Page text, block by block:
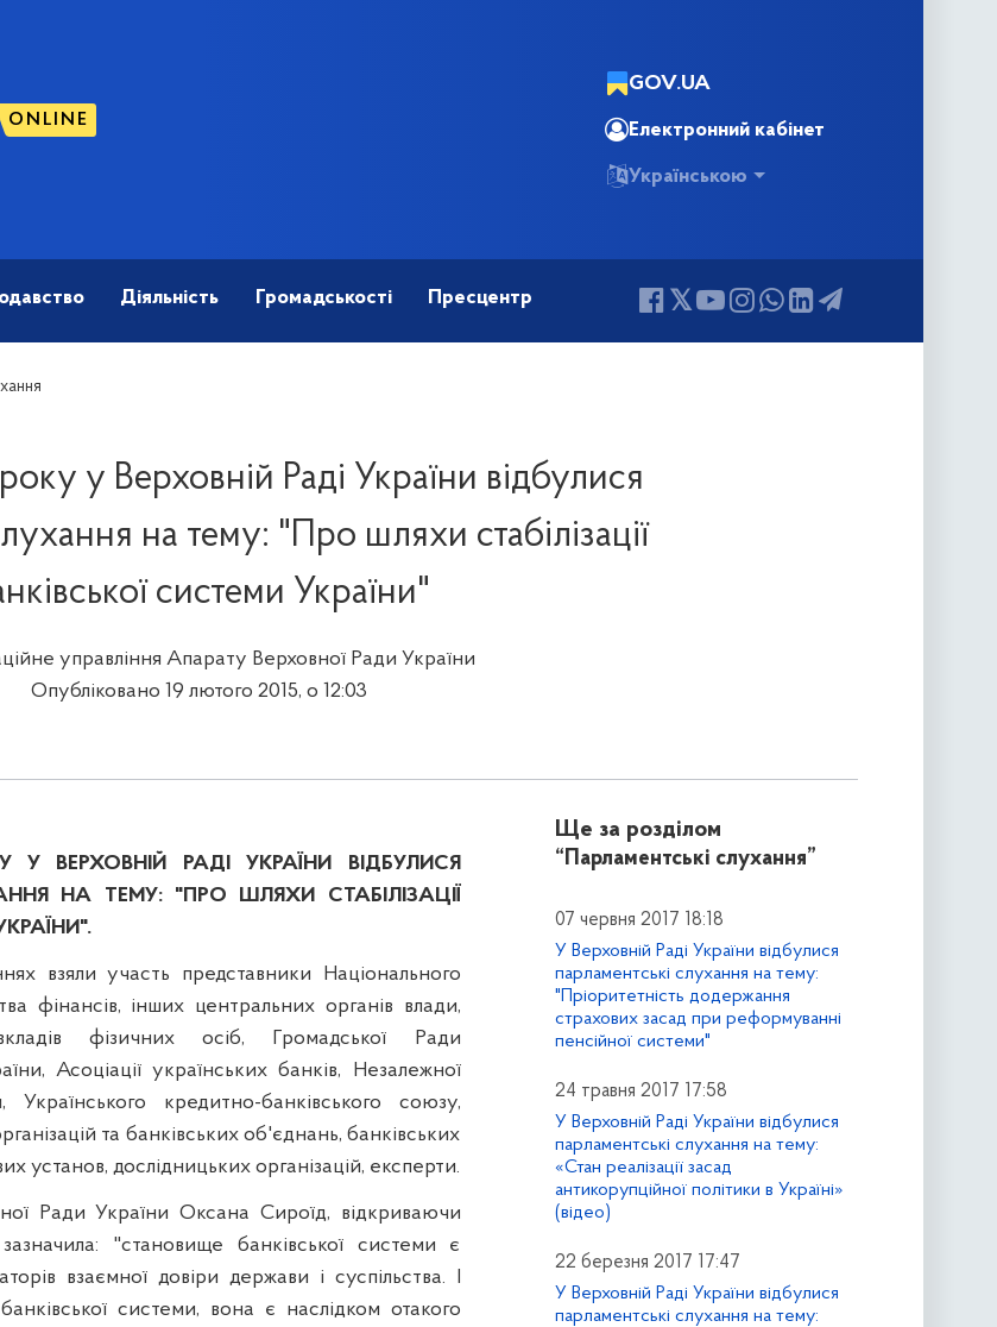
ONLINE
GOV.UA
Електронний кабінет
Українською
Діяльність Громадськості Пресцентр
у Верховній Раді України відбулися
на тему: "Про шляхи стабілізації
системи України"
управління Апарату Верховної Ради України
Опубліковано 19 лютого 2015, о 12:03
ВЕРХОВНІЙ РАДІ УКРАЇНИ ВІДБУЛИСЯ
НА ТЕМУ: "ПРО ШЛЯХИ СТАБІЛІЗАЦІЇ
взяли участь представники Національного
фінансів, інших центральних органів влади,
фізичних осіб, Громадської Ради
Асоціації українських банків, Незалежної
Українського кредитно-банківського союзу,
та банківських об'єднань, банківських
установ, дослідницьких організацій, експерти.
Ради України Оксана Сироїд, відкриваючи
"становище банківської системи є
взаємної довіри держави і суспільства. І
системи, вона є наслідком отакого
Ще за розділом
“Парламентські слухання”
07 червня 2017 18:18
У Верховній Раді України відбулися
парламентські слухання на тему:
"Пріоритетність додержання
страхових засад при реформуванні
пенсійної системи"
24 травня 2017 17:58
У Верховній Раді України відбулися
парламентські слухання на тему:
«Стан реалізації засад
антикорупційної політики в Україні»
(відео)
22 березня 2017 17:47
У Верховній Раді України відбулися
парламентські слухання на тему: